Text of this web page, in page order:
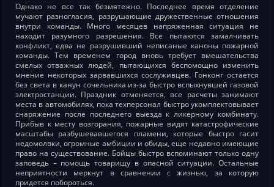
Однако не все так безмятежно. Последнее время отделение
мучают разногласия, разрушающие дружественные отношения
внутри команды. Много месяцев напряженная ситуация не
находит разумного разрешения. Все пытаются замалчивать
конфликт, едва не разрушивший неписаные каноны пожарной
команды. Тем временем город вновь требует вмешательства
смелых отважных людей, пытающихся беспомощно изменить
мнение некоторых зарвавшихся сослуживцев. Гонконг остается
без света в канун сочельника из-за быстро вспыхнувшей газовой
электростанции. Праздник отменяется, все расчеты занимают
места в автомобилях, пока техперсонал быстро укомплектовывает
снаряжение после последнего выезда к ликерному комбинату.
Прибыв к месту возгорания, пожарные видят катастрофические
масштабы разбушевавшегося пламени, которые быстро гасит
недомолвки, огромные амбиции и обиды, еще недавно имеющие
право на существование. Бойцы быстро вспоминают только одну
заповедь – помощь товарищу в опасной ситуации. Остальные
неприятности меркнут в сравнении с жизнью, за которую
придется побороться.